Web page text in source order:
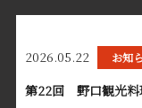
2026.05.22 お知
第22回 野口観光料